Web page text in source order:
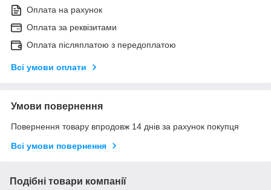
Оплата на рахунок
Оплата за реквізитами
Оплата післяплатою з передоплатою
Всі умови оплати
Умови повернення
Повернення товару впродовж 14 днів за рахунок покупця
Всі умови повернення
Подібні товари компанії